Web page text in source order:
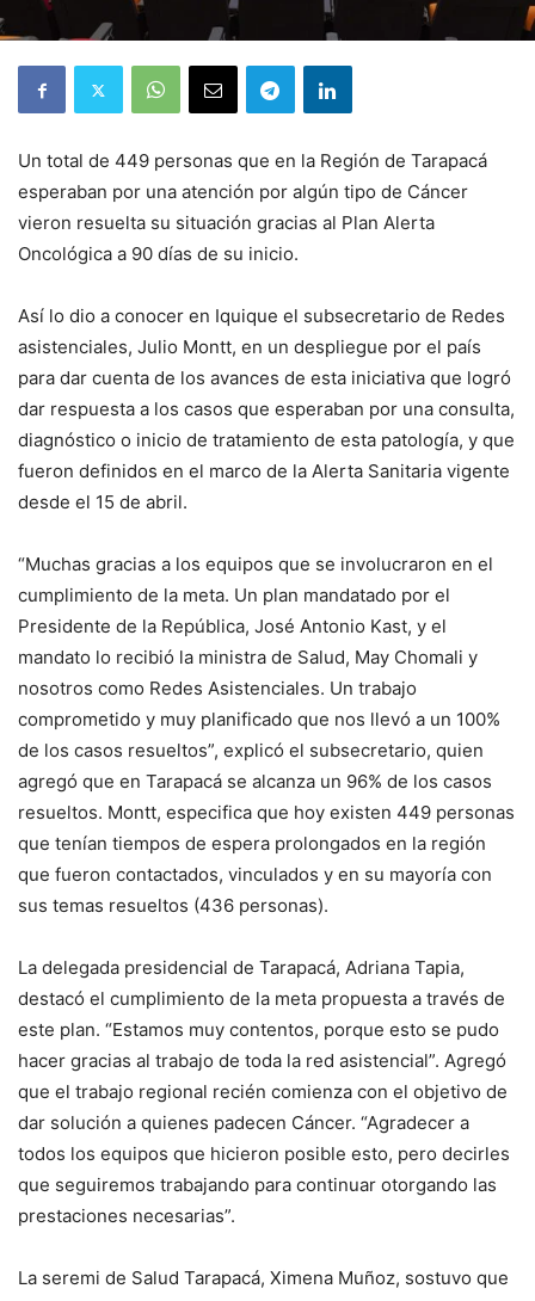
Un total de 449 personas que en la Región de Tarapacá
esperaban por una atención por algún tipo de Cáncer
vieron resuelta su situación gracias al Plan Alerta
Oncológica a 90 días de su inicio.
Así lo dio a conocer en Iquique el subsecretario de Redes
asistenciales, Julio Montt, en un despliegue por el país
para dar cuenta de los avances de esta iniciativa que logró
dar respuesta a los casos que esperaban por una consulta,
diagnóstico o inicio de tratamiento de esta patología, y que
fueron definidos en el marco de la Alerta Sanitaria vigente
desde el 15 de abril.
“Muchas gracias a los equipos que se involucraron en el
cumplimiento de la meta. Un plan mandatado por el
Presidente de la República, José Antonio Kast, y el
mandato lo recibió la ministra de Salud, May Chomali y
nosotros como Redes Asistenciales. Un trabajo
comprometido y muy planificado que nos llevó a un 100%
de los casos resueltos”, explicó el subsecretario, quien
agregó que en Tarapacá se alcanza un 96% de los casos
resueltos. Montt, especifica que hoy existen 449 personas
que tenían tiempos de espera prolongados en la región
que fueron contactados, vinculados y en su mayoría con
sus temas resueltos (436 personas).
La delegada presidencial de Tarapacá, Adriana Tapia,
destacó el cumplimiento de la meta propuesta a través de
este plan. “Estamos muy contentos, porque esto se pudo
hacer gracias al trabajo de toda la red asistencial”. Agregó
que el trabajo regional recién comienza con el objetivo de
dar solución a quienes padecen Cáncer. “Agradecer a
todos los equipos que hicieron posible esto, pero decirles
que seguiremos trabajando para continuar otorgando las
prestaciones necesarias”.
La seremi de Salud Tarapacá, Ximena Muñoz, sostuvo que